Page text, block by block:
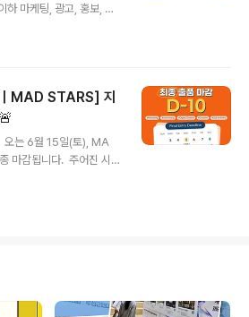
하 마케팅, 광고, 홍보, 애
전하세요! 참가 접수는 h
Professionals
or less in Marketing,
other related field
MAD STARS] 지
오는 6월 15일(토), MA
마감됩니다. 주어진 시
품 접수 바로가기 👉🏻 h
days left—submit y
too late! Shortcut to e